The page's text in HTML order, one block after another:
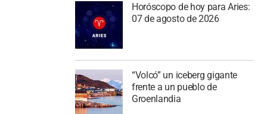
Horóscopo de hoy para Aries:
07 de agosto de 2026
“Volcó” un iceberg gigante
frente a un pueblo de
Groenlandia